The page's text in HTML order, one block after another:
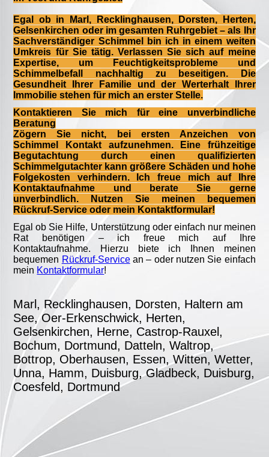
Egal ob in Marl, Recklinghausen, Dorsten, Herten,
Gelsenkirchen oder im gesamten Ruhrgebiet – als Ihr
Sachverständiger Schimmel bin ich in einem weiten
Umkreis für Sie tätig. Verlassen Sie sich auf meine
Expertise, um Feuchtigkeitsprobleme und
Schimmelbefall nachhaltig zu beseitigen. Die
Gesundheit Ihrer Familie und der Werterhalt Ihrer
Immobilie stehen für mich an erster Stelle.
Kontaktieren Sie mich für eine unverbindliche
Beratung
Zögern Sie nicht, bei ersten Anzeichen von
Schimmel Kontakt aufzunehmen. Eine frühzeitige
Begutachtung durch einen qualifizierten
Schimmelgutachter kann größere Schäden und hohe
Folgekosten verhindern. Ich freue mich auf Ihre
Kontaktaufnahme und berate Sie gerne
unverbindlich. Nutzen Sie meinen bequemen
Rückruf-Service oder mein Kontaktformular!
Egal ob Sie Hilfe, Unterstützung oder einfach nur meinen
Rat benötigen – ich freue mich auf Ihre
Kontaktaufnahme. Hierzu biete ich Ihnen meinen
bequemen Rückruf-Servicean – oder nutzen Sie einfach
mein Kontaktformular!
Marl, Recklinghausen, Dorsten, Haltern am
See, Oer-Erkenschwick, Herten,
Gelsenkirchen, Herne, Castrop-Rauxel,
Bochum, Dortmund, Datteln, Waltrop,
Bottrop, Oberhausen, Essen, Witten, Wetter,
Unna, Hamm, Duisburg, Gladbeck, Duisburg,
Coesfeld, Dortmund